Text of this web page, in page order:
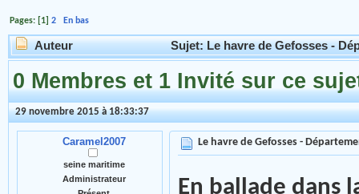
Pages: [1]2 En bas
Auteur Sujet: Le havre de Gefosses -
0 Membres et 1 Invité sur ce
29 novembre 2015 à 18:33:37
Caramel2007
seine maritime
Administrateur
Le havre de Gefosses -
En ballade dans